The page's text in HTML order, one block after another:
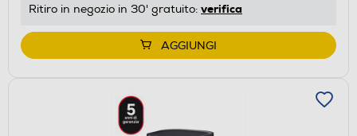
Ritiro in negozio in 30' gratuito: verifica
AGGIUNGI